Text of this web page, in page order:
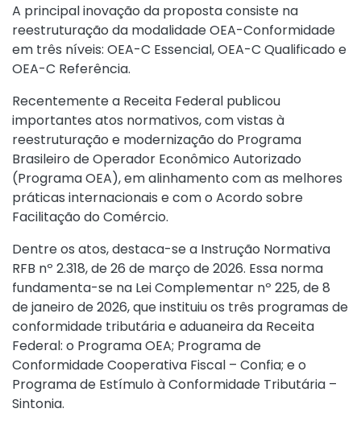
A principal inovação da proposta consiste na
reestruturação da modalidade OEA-Conformidade
em três níveis: OEA-C Essencial, OEA-C Qualificado e
OEA-C Referência.
Recentemente a Receita Federal publicou
importantes atos normativos, com vistas à
reestruturação e modernização do Programa
Brasileiro de Operador Econômico Autorizado
(Programa OEA), em alinhamento com as melhores
práticas internacionais e com o Acordo sobre
Facilitação do Comércio.
Dentre os atos, destaca-se a Instrução Normativa
RFB nº 2.318, de 26 de março de 2026. Essa norma
fundamenta-se na Lei Complementar nº 225, de 8
de janeiro de 2026, que instituiu os três programas de
conformidade tributária e aduaneira da Receita
Federal: o Programa OEA; Programa de
Conformidade Cooperativa Fiscal – Confia; e o
Programa de Estímulo à Conformidade Tributária –
Sintonia.